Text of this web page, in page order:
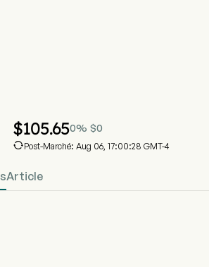
$105.650% $0
Post-Marché: Aug 06, 17:00:28 GMT-4
Article